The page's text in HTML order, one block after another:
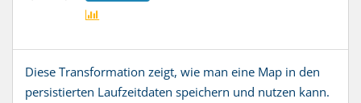
Diese Transformation zeigt, wie man eine Map in den
persistierten Laufzeitdaten speichern und nutzen kann.